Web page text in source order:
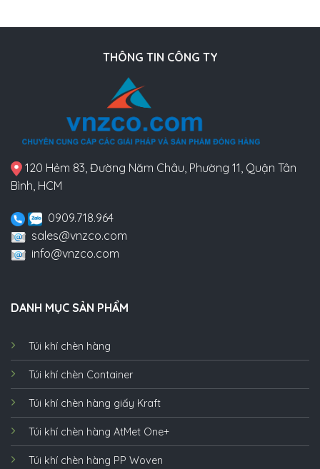
THÔNG TIN CÔNG TY
120 Hẻm 83, Đường Năm Châu, Phường 11, Quận Tân
Bình, HCM
0909.718.964
sales@vnzco.com
info@vnzco.com
DANH MỤC SẢN PHẨM
Túi khí chèn hàng
Túi khí chèn Container
Túi khí chèn hàng giấy Kraft
Túi khí chèn hàng AtMet One+
Túi khí chèn hàng PP Woven